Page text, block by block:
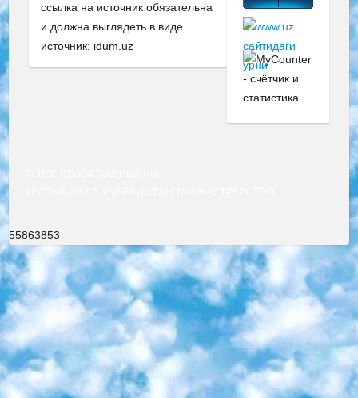
ссылка на источник обязательна
и должна выглядеть в виде
источник: idum.uz
55863853